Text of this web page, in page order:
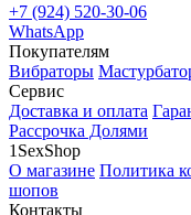
+7 (924) 520-30-06
WhatsApp
Покупателям
Вибраторы
Сервис
Доставка и оплата
Рассрочка Долями
1SexShop
О магазине Политика
шопов
Контакты